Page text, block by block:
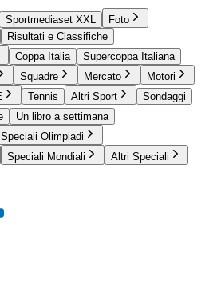
Sportmediaset XXL
Foto
Risultati e Classifiche
Coppa Italia
Supercoppa Italiana
Squadre Mercato
Motori
Tennis Altri Sport
Sondaggi
Un libro a settimana
Speciali Olimpiadi
Speciali Mondiali Altri Speciali